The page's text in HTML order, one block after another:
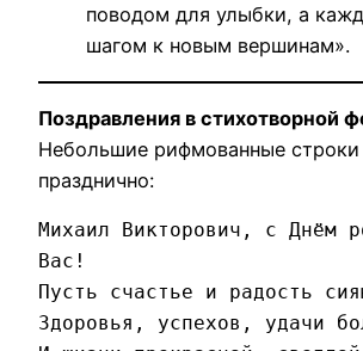
поводом для улыбки, а
шагом к новым вершинам».
Поздравления в стихотворной
Небольшие рифмованные строки
празднично:
Михаил Викторович, с Днём
Вас!
Пусть счастье и радость
Здоровья, успехов, удачи